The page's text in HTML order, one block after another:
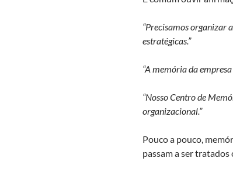
“Precisamos organizar
estratégicas.”
“A memória da
“Nosso Centro de
organizacional.”
Pouco a pouco,
passam a ser